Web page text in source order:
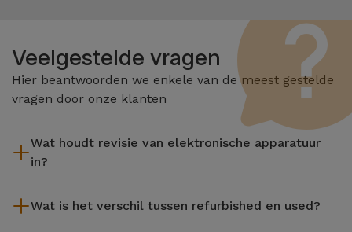
Veelgestelde vragen
Hier beantwoorden we enkele van de meest gestelde
vragen door onze klanten
Wat houdt revisie van elektronische apparatuur
in?
reiniging, en niet te vergeten het repareren van elk defect
Wat is het verschil tussen refurbished en used?